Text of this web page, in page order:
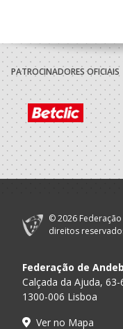
PATROCINADORES OFICIAIS
© 2026
direitos
Federação de
Calçada da Ajuda, 63-
1300-006 Lisboa
Ver no Mapa